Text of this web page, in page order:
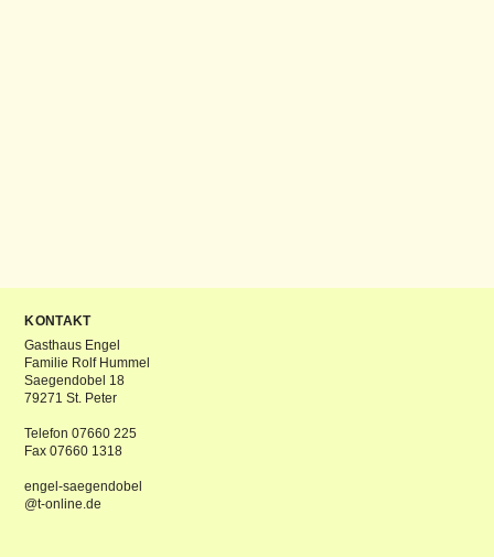
KONTAKT
Gasthaus Engel
Familie Rolf Hummel
Saegendobel 18
79271 St. Peter
Telefon 07660 225
Fax 07660 1318
engel-saegendobel
@t-online.de